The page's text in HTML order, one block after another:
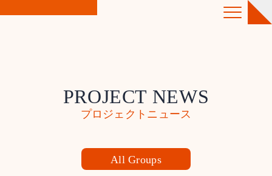
PROJECT NEWS
プロジェクトニュース
All Groups